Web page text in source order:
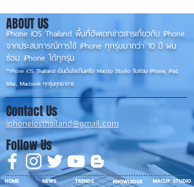
iPhone iOS Thailand พื้นที่อัพเดทข่าวสารเกี่ยวกับ iPhone
จากประสบการณ์การใช้ iPhone ทุกรุ่นมากว่า 10 ปี ผม
ซ่อม iPhone ได้ทุกรุ่น
**iPhone iOSThailand เป็นเว็บไซต์ในเครือ MacUp Studio รับซ่อม iPhone, iPad,
iMac, Macbook ทุกรุ่นทุกอาการ
ABOUT US
iphoneiosthailand@gmail.com
Contact Us
Follow Us
TRENDS KNOWLEDGE MACUP STUDIO
NEWS
HOME